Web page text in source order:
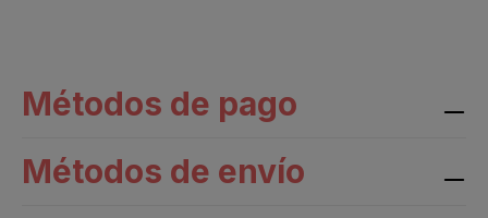
Métodos de pago
Métodos de envío